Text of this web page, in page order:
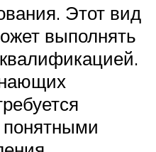
Этот вид
выполнять
понятными